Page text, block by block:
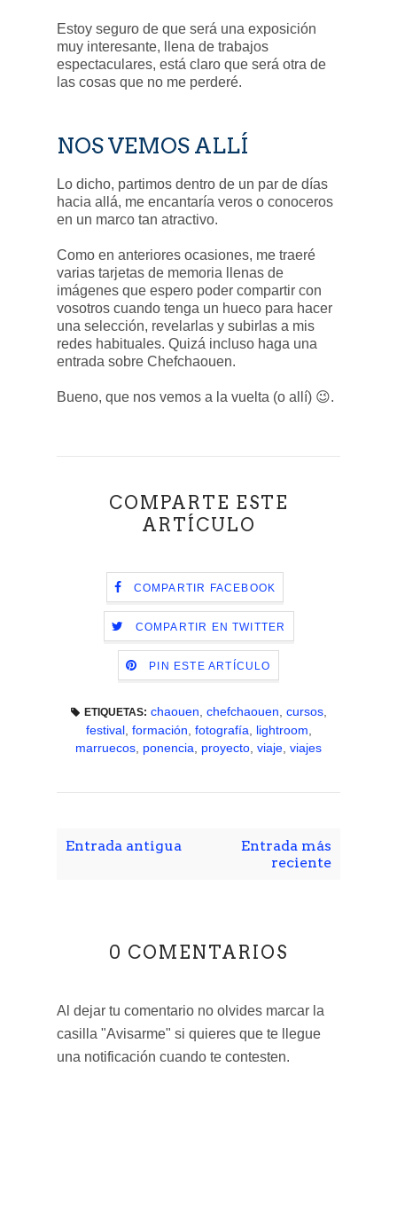
Estoy seguro de que será una exposición
muy interesante, llena de trabajos
espectaculares, está claro que será otra de
las cosas que no me perderé.
NOS VEMOS ALLÍ
Lo dicho, partimos dentro de un par de días
hacia allá, me encantaría veros o conoceros
en un marco tan atractivo.
Como en anteriores ocasiones, me traeré
varias tarjetas de memoria llenas de
imágenes que espero poder compartir con
vosotros cuando tenga un hueco para hacer
una selección, revelarlas y subirlas a mis
redes habituales. Quizá incluso haga una
entrada sobre Chefchaouen.
Bueno, que nos vemos a la vuelta (o allí) 😉.
COMPARTE ESTE
ARTÍCULO
COMPARTIR FACEBOOK
COMPARTIR EN TWITTER
PIN ESTE ARTÍCULO
ETIQUETAS: chaouen chefchaouen cursos,
festival, formación fotografía lightroom
marruecos ponencia proyecto viaje viajes
Entrada más
reciente
Entrada antigua
0 COMENTARIOS
Al dejar tu comentario no olvides marcar la
casilla "Avisarme" si quieres que te llegue
una notificación cuando te contesten.